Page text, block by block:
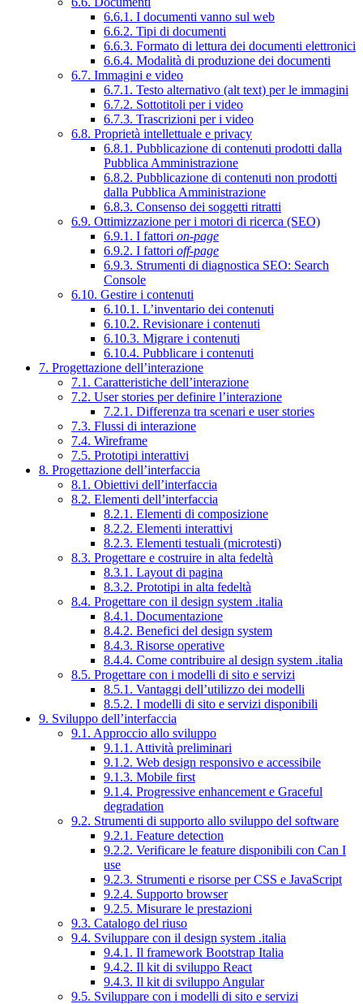
6.6.1. I documenti vanno sul web
6.6.2. Tipi di documenti
6.6.3. Formato di lettura dei documenti elettronici
6.6.4. Modalità di produzione dei documenti
6.7. Immagini e video
6.7.1. Testo alternativo (alt text) per le immagini
6.7.2. Sottotitoli per i video
6.7.3. Trascrizioni per i video
6.8. Proprietà intellettuale e privacy
6.8.1. Pubblicazione di contenuti prodotti dalla
Pubblica Amministrazione
6.8.2. Pubblicazione di contenuti non prodotti
dalla Pubblica Amministrazione
6.8.3. Consenso dei soggetti ritratti
6.9. Ottimizzazione per i motori di ricerca (SEO)
6.9.1. I fattori on-page
6.9.2. I fattori off-page
6.9.3. Strumenti di diagnostica SEO: Search
Console
6.10. Gestire i contenuti
6.10.1. L’inventario dei contenuti
6.10.2. Revisionare i contenuti
6.10.3. Migrare i contenuti
6.10.4. Pubblicare i contenuti
7. Progettazione dell’interazione
7.1. Caratteristiche dell’interazione
7.2. User stories per definire l’interazione
7.2.1. Differenza tra scenari e user stories
7.3. Flussi di interazione
7.4. Wireframe
7.5. Prototipi interattivi
8. Progettazione dell’interfaccia
8.1. Obiettivi dell’interfaccia
8.2. Elementi dell’interfaccia
8.2.1. Elementi di composizione
8.2.2. Elementi interattivi
8.2.3. Elementi testuali (microtesti)
8.3. Progettare e costruire in alta fedeltà
8.3.1. Layout di pagina
8.3.2. Prototipi in alta fedeltà
8.4. Progettare con il design system .italia
8.4.1. Documentazione
8.4.2. Benefici del design system
8.4.3. Risorse operative
8.4.4. Come contribuire al design system .italia
8.5. Progettare con i modelli di sito e servizi
8.5.1. Vantaggi dell’utilizzo dei modelli
8.5.2. I modelli di sito e servizi disponibili
9. Sviluppo dell’interfaccia
9.1. Approccio allo sviluppo
9.1.1. Attività preliminari
9.1.2. Web design responsivo e accessibile
9.1.3. Mobile first
9.1.4. Progressive enhancement e Graceful
degradation
9.2. Strumenti di supporto allo sviluppo del software
9.2.1. Feature detection
9.2.2. Verificare le feature disponibili con Can I
use
9.2.3. Strumenti e risorse per CSS e JavaScript
9.2.4. Supporto browser
9.2.5. Misurare le prestazioni
9.3. Catalogo del riuso
9.4. Sviluppare con il design system .italia
9.4.1. Il framework Bootstrap Italia
9.4.2. Il kit di sviluppo React
9.4.3. Il kit di sviluppo Angular
9.5. Sviluppare con i modelli di sito e servizi